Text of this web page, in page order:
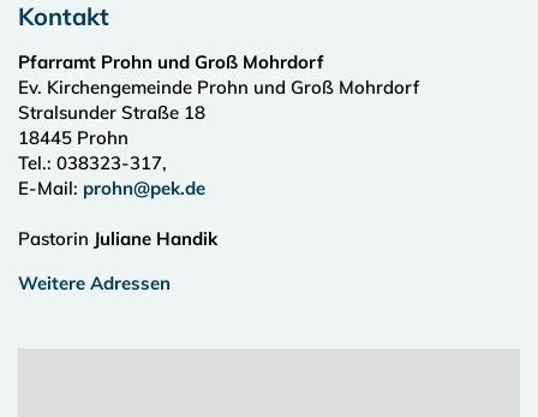
Kontakt
Pfarramt Prohn und Groß Mohrdorf
Ev. Kirchengemeinde Prohn und Groß Mohrdorf
Stralsunder Straße 18
18445 Prohn
Tel.: 038323-317,
E-Mail: prohn@pek.de
Pastorin Juliane Handik
Weitere Adressen